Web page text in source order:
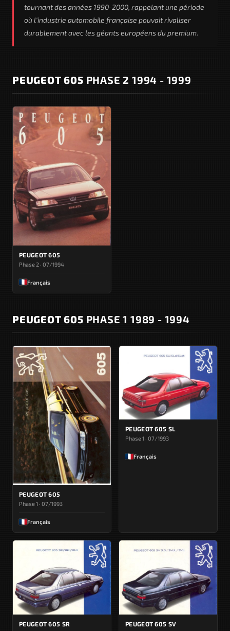
tournant des années 1990-2000, rappelant une période
où l'industrie automobile française pouvait rivaliser
durablement avec les géants européens du premium.
PEUGEOT 605 PHASE 2 1994 - 1999
PEUGEOT 605
Phase 2 · 07/1994
Français
PEUGEOT 605 PHASE 1 1989 - 1994
PEUGEOT 605
Phase 1 · 07/1993
Français
PEUGEOT 605 SL
Phase 1 · 07/1993
Français
PEUGEOT 605 SR PEUGEOT 605 SV